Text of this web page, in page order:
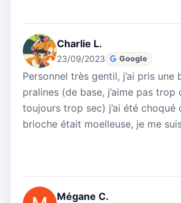
Charlie L.
23/09/2023 Google
Personnel très gentil, j’ai pris une
pralines (de base, j’aime pas
toujours trop sec) j’ai été choqué
brioche était moelleuse, je me
Mégane C.